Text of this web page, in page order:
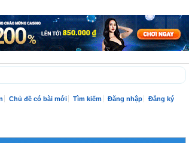
Chủ đề có bài mới Tìm kiếm Đăng nhập Đăng ký